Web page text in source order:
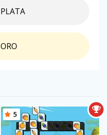
PLATA
ORO
5